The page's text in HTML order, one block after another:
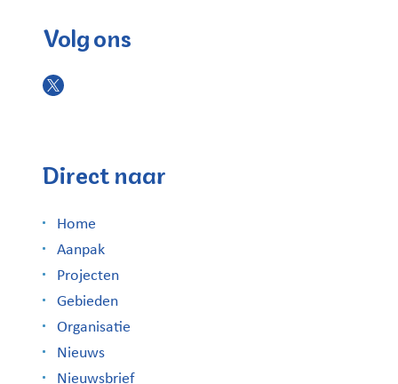
Volg ons
Direct naar
Home
Aanpak
Projecten
Gebieden
Organisatie
Nieuws
Nieuwsbrief